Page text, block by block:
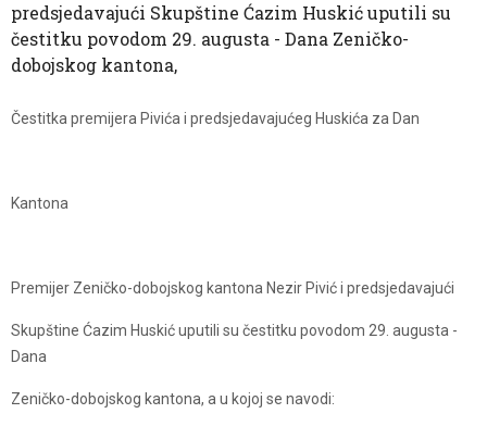
predsjedavajući Skupštine Ćazim Huskić uputili su
čestitku povodom 29. augusta - Dana Zeničko-
dobojskog kantona,
Čestitka premijera Pivića i predsjedavajućeg Huskića za Dan
Kantona
Premijer Zeničko-dobojskog kantona Nezir Pivić i predsjedavajući
Skupštine Ćazim Huskić uputili su čestitku povodom 29. augusta -
Dana
Zeničko-dobojskog kantona, a u kojoj se navodi: